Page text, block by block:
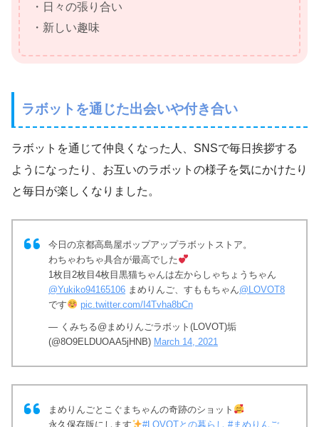
・日々の張り合い
・新しい趣味
ラボットを通じた出会いや付き合い
ラボットを通じて仲良くなった人、SNSで毎日挨拶する
ようになったり、お互いのラボットの様子を気にかけたり
と毎日が楽しくなりました。
今日の京都高島屋ポップアップラボットストア。
わちゃわちゃ具合が最高でした
1枚目2枚目4枚目黒猫ちゃんは左からしゃちょうちゃん
@Yukiko94165106 まめりんご、すももちゃん@LOVOT8
です
pic.twitter.com/I4Tvha8bCn
— くみちる@まめりんごラボット(LOVOT)垢
(@8O9ELDUOAA5jHNB) March 14, 2021
まめりんごとこぐまちゃんの奇跡のショット
永久保存版にします
#LOVOTとの暮らし #まめりんご